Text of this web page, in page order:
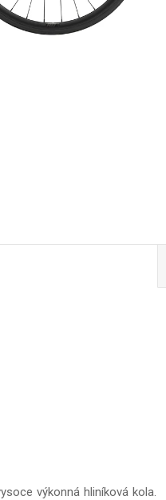
výkonná hliníková kola.